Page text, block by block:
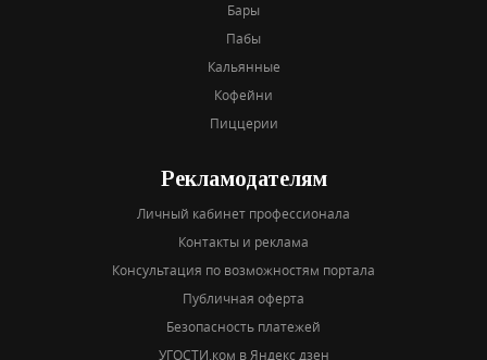
Бары
Пабы
Кальянные
Кофейни
Пиццерии
Рекламодателям
Личный кабинет профессионала
Контакты и реклама
Консультация по возможностям портала
Публичная оферта
Безопасность платежей
УГОСТИ.ком в Яндекс дзен